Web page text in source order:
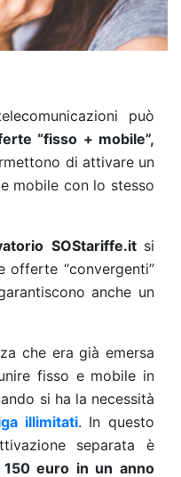
può
“fisso + mobile”,
di attivare un
mobile con lo stesso
SOStariffe.it si
offerte “convergenti”
anche un
che era già emersa
fisso e mobile in
si ha la necessità
illimitati. In questo
separata è
euro in un anno